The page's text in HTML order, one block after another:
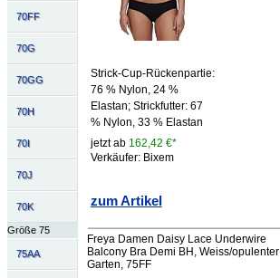
70FF
70G
70GG
70H
70I
70J
70K
Größe 75
75AA
Strick-Cup-Rückenpartie:
76 % Nylon, 24 %
Elastan; Strickfutter: 67
% Nylon, 33 % Elastan
jetzt ab 162,42 €*
Verkäufer: Bixem
zum Artikel
Freya Damen Daisy Lace Underwire
Balcony Bra Demi BH, Weiss/opulenter
Garten, 75FF